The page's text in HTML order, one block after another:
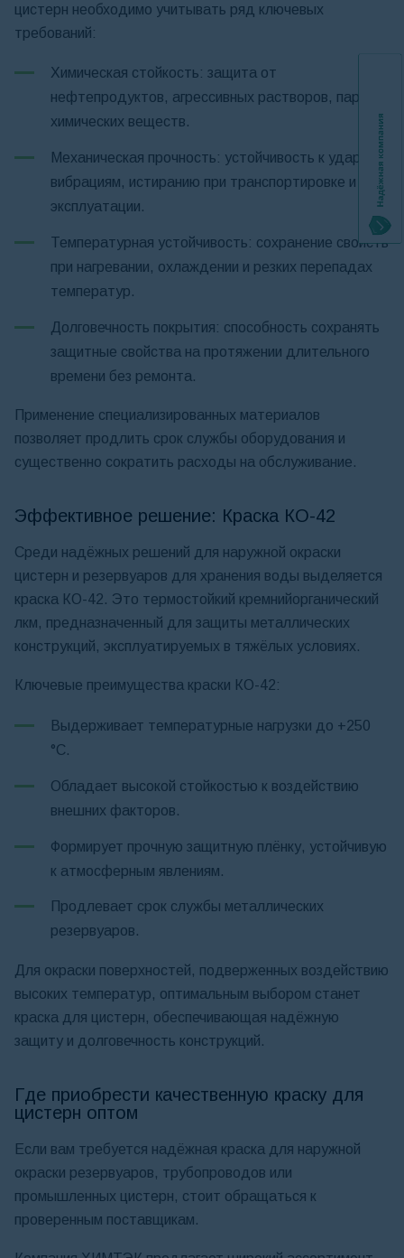
цистерн необходимо учитывать ряд ключевых
требований:
Химическая стойкость: защита от
нефтепродуктов, агрессивных растворов, паров
химических веществ.
Механическая прочность: устойчивость к ударам,
вибрациям, истиранию при транспортировке и
эксплуатации.
Температурная устойчивость: сохранение свойств
при нагревании, охлаждении и резких перепадах
температур.
Долговечность покрытия: способность сохранять
защитные свойства на протяжении длительного
времени без ремонта.
Применение специализированных материалов
позволяет продлить срок службы оборудования и
существенно сократить расходы на обслуживание.
Эффективное решение: Краска КО-42
Среди надёжных решений для наружной окраски
цистерн и резервуаров для хранения воды выделяется
краска КО-42. Это термостойкий кремнийорганический
лкм, предназначенный для защиты металлических
конструкций, эксплуатируемых в тяжёлых условиях.
Ключевые преимущества краски КО-42:
Выдерживает температурные нагрузки до +250
°С.
Обладает высокой стойкостью к воздействию
внешних факторов.
Формирует прочную защитную плёнку, устойчивую
к атмосферным явлениям.
Продлевает срок службы металлических
резервуаров.
Для окраски поверхностей, подверженных воздействию
высоких температур, оптимальным выбором станет
краска для цистерн, обеспечивающая надёжную
защиту и долговечность конструкций.
Где приобрести качественную краску для
цистерн оптом
Если вам требуется надёжная краска для наружной
окраски резервуаров, трубопроводов или
промышленных цистерн, стоит обращаться к
проверенным поставщикам.